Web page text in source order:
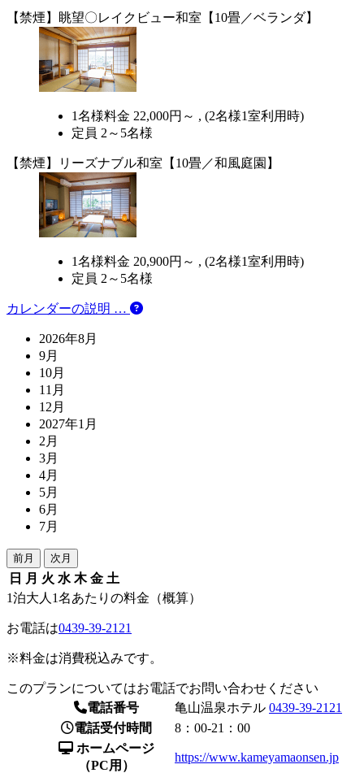
【禁煙】眺望〇レイクビュー和室【10畳／ベランダ】
1名様料金 22,000円～ , (2名様1室利用時)
定員 2～5名様
【禁煙】リーズナブル和室【10畳／和風庭園】
1名様料金 20,900円～ , (2名様1室利用時)
定員 2～5名様
カレンダーの説明 …
2026年8月
9月
10月
11月
12月
2027年1月
2月
3月
4月
5月
6月
7月
前月 次月
日 月 火 水 木 金 土
1泊大人1名あたりの料金（概算）
お電話は0439-39-2121
※料金は消費税込みです。
このプランについてはお電話でお問い合わせください
電話番号
亀山温泉ホテル 0439-39-2121
電話受付時間
8：00-21：00
ホームページ
（PC用）
https://www.kameyamaonsen.jp